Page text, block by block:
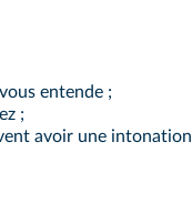
entende ;
;
avoir une intonation